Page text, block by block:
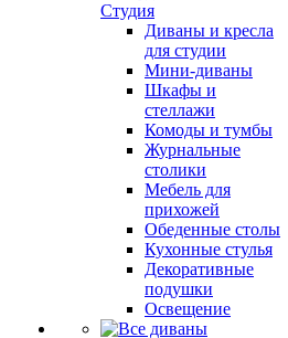
Студия
Диваны и кресла
для студии
Мини-диваны
Шкафы и
стеллажи
Комоды и тумбы
Журнальные
столики
Мебель для
прихожей
Обеденные столы
Кухонные стулья
Декоративные
подушки
Освещение